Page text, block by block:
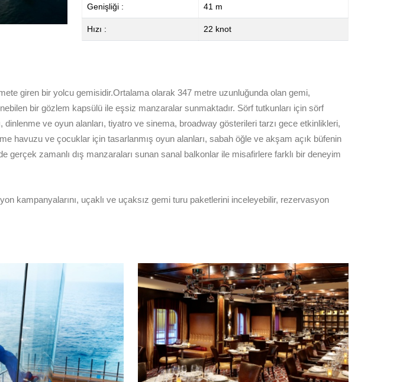
Genişliği : 41 m
Hızı : 22 knot
giren bir yolcu gemisidir.Ortalama olarak 347 metre uzunluğunda olan gemi,
bir gözlem kapsülü ile eşsiz manzaralar sunmaktadır. Sörf tutkunları için sörf
ve oyun alanları, tiyatro ve sinema, broadway gösterileri tarzı gece etkinlikleri,
havuzu ve çocuklar için tasarlanmış oyun alanları, sabah öğle ve akşam açık büfenin
gerçek zamanlı dış manzaraları sunan sanal balkonlar ile misafirlere farklı bir deneyim
kampanyalarını, uçaklı ve uçaksız gemi turu paketlerini inceleyebilir, rezervasyon